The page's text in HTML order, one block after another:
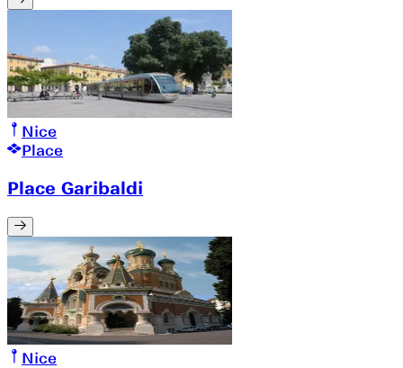
Nice
Place
Place Garibaldi
Nice